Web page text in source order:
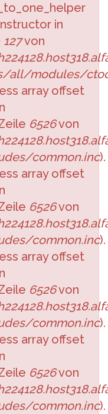
in
127von
all/modules/
array offset
6526von
common.inc).
array offset
6526von
common.inc).
array offset
6526von
common.inc).
array offset
6526von
common.inc).